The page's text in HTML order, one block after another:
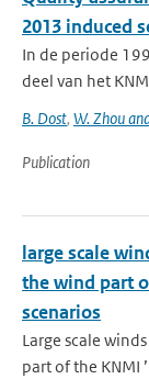
2013 induced
In de periode
deel van het
B. Dost, W. Zhou
Publication
large scale
the wind part
scenarios
Large scale
part of the KNMI